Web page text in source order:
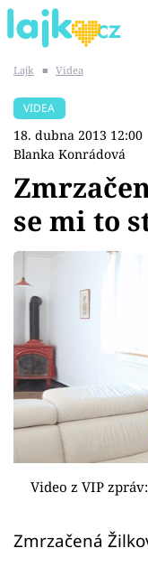
SHOPAHOLICADEL
Témata
Youtubeři
Virály
Sex a vztahy
Videa
Sledujte
Přihlášení
Lajk ■ Videa
VIDEA
18. dubna 2013 12:00
Blanka Konrádová
se mi to
Video z VIP
Zmrzačená